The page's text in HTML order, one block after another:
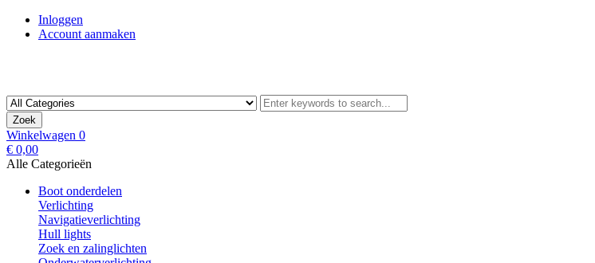
Inloggen
Account aanmaken
Zoek
Winkelwagen 0
€ 0,00
Alle Categorieën
Boot onderdelen
Verlichting
Navigatieverlichting
Hull lights
Zoek en zalinglichten